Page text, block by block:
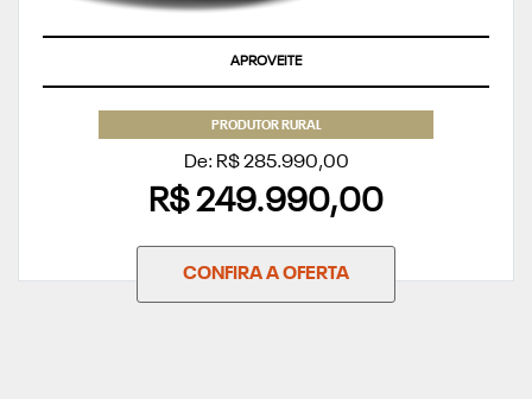
APROVEITE
PRODUTOR RURAL
De: R$ 285.990,00
R$ 249.990,00
CONFIRA A OFERTA